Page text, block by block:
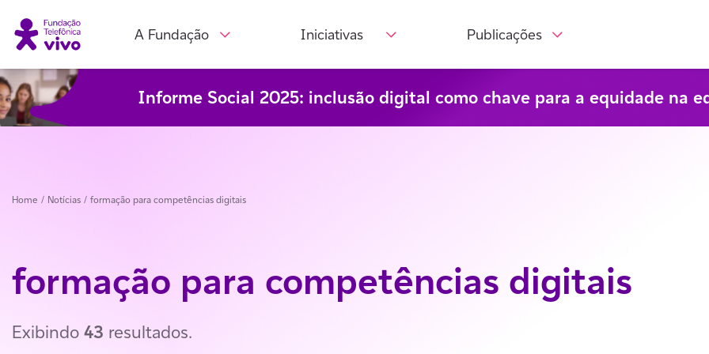
Informe Social 2025: inclusão digital como chave para a equidade na
A Fundação Iniciativas Publicações
Home / Notícias / formação para competências digitais
formação para competências digitais
Exibindo 43 resultados.